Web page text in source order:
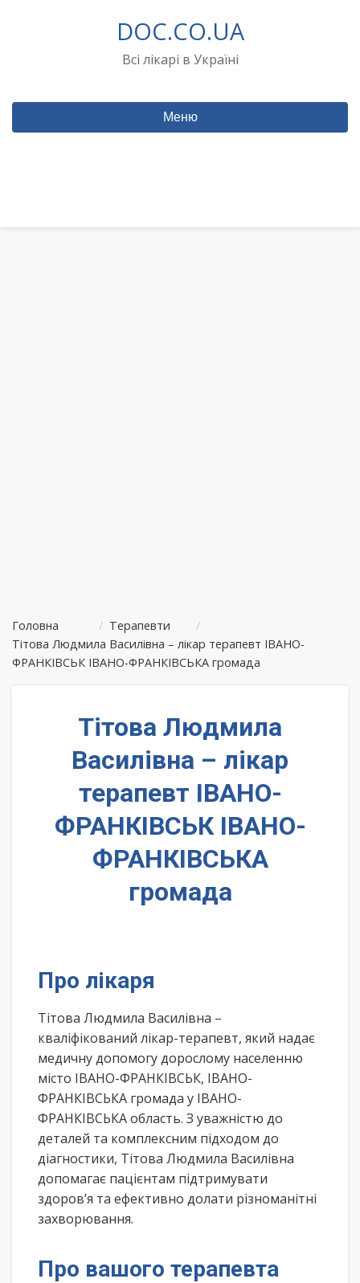
DOC.CO.UA
Всі лікарі в Україні
Меню
Головна / Терапевти
/
Тітова Людмила Василівна – лікар терапевт ІВАНО-
ФРАНКІВСЬК ІВАНО-ФРАНКІВСЬКА громада
Тітова Людмила
Василівна – лікар
терапевт ІВАНО-
ФРАНКІВСЬК ІВАНО-
ФРАНКІВСЬКА
громада
Про лікаря
Тітова Людмила Василівна –
кваліфікований лікар-терапевт, який надає
медичну допомогу дорослому населенню
місто ІВАНО-ФРАНКІВСЬК, ІВАНО-
ФРАНКІВСЬКА громада у ІВАНО-
ФРАНКІВСЬКА область. З уважністю до
деталей та комплексним підходом до
діагностики, Тітова Людмила Василівна
допомагає пацієнтам підтримувати
здоров’я та ефективно долати різноманітні
захворювання.
Про вашого терапевта